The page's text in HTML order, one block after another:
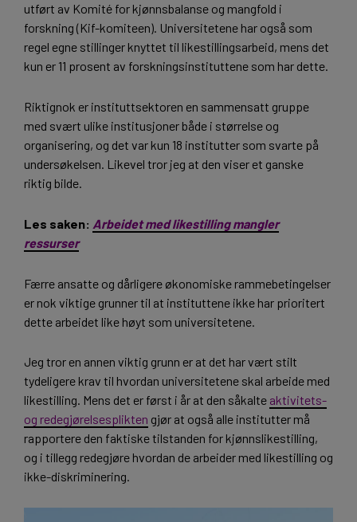
utført av Komité for kjønnsbalanse og mangfold i
forskning (Kif-komiteen). Universitetene har også som
regel egne stillinger knyttet til likestillingsarbeid, mens det
kun er 11 prosent av forskningsinstituttene som har dette.
Riktignok er instituttsektoren en sammensatt gruppe
med svært ulike institusjoner både i størrelse og
organisering, og det var kun 18 institutter som svarte på
undersøkelsen. Likevel tror jeg at den viser et ganske
riktig bilde.
Les saken: Arbeidet med likestilling mangler
ressurser
Færre ansatte og dårligere økonomiske rammebetingelser
er nok viktige grunner til at instituttene ikke har prioritert
dette arbeidet like høyt som universitetene.
Jeg tror en annen viktig grunn er at det har vært stilt
tydeligere krav til hvordan universitetene skal arbeide med
likestilling. Mens det er først i år at den såkalte aktivitets-
og redegjørelsesplikten gjør at også alle institutter må
rapportere den faktiske tilstanden for kjønnslikestilling,
og i tillegg redegjøre hvordan de arbeider med likestilling og
ikke-diskriminering.